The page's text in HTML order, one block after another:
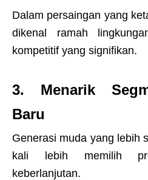
Dalam persaingan yang
dikenal ramah
kompetitif yang signifikan.
3. Menarik
Baru
Generasi muda yang lebih
kali lebih memilih
keberlanjutan.